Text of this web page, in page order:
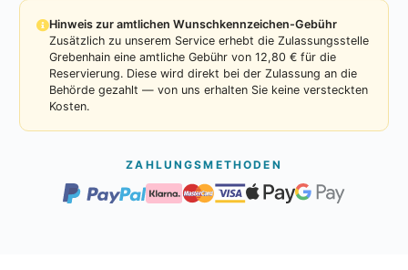
Hinweis zur amtlichen Wunschkennzeichen-Gebühr
Zusätzlich zu unserem Service erhebt die Zulassungsstelle
Grebenhain eine amtliche Gebühr von 12,80 € für die
Reservierung. Diese wird direkt bei der Zulassung an die
Behörde gezahlt — von uns erhalten Sie keine versteckten
Kosten.
ZAHLUNGSMETHODEN